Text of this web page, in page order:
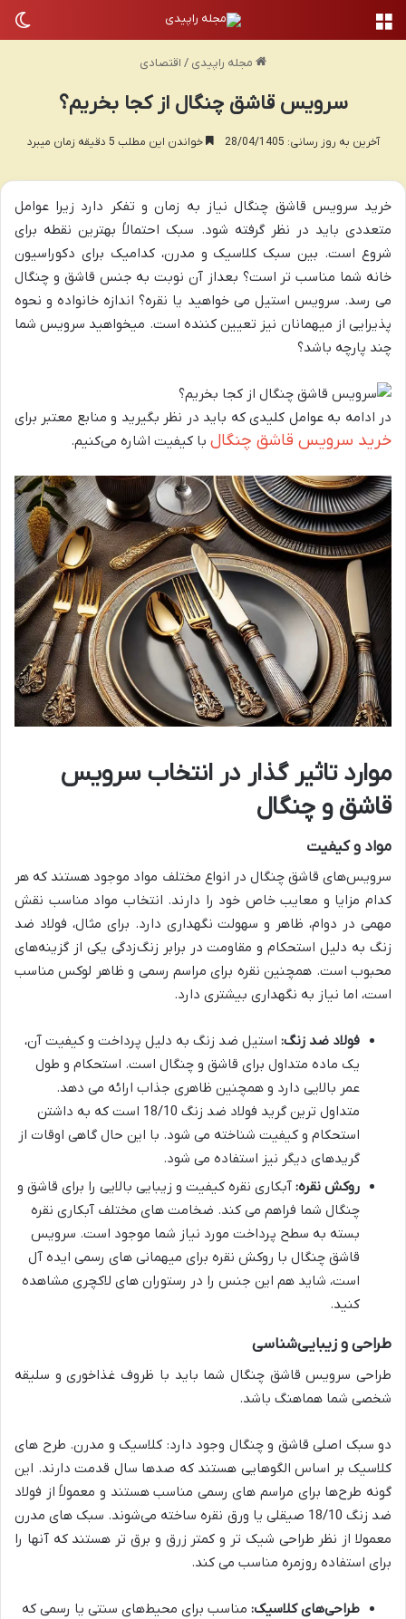
مجله راپیدی / اقتصادی
سرویس قاشق چنگال از کجا بخریم؟
آخرین به روز رسانی: 28/04/1405 خواندن این مطلب 5 دقیقه زمان میبرد
خرید سرویس قاشق چنگال نیاز به زمان و تفکر دارد زیرا عوامل
متعددی باید در نظر گرفته شود. سبک احتمالاً بهترین نقطه برای
شروع است. بین سبک کلاسیک و مدرن، کدامیک برای دکوراسیون
خانه شما مناسب تر است؟ بعداز آن نوبت به جنس قاشق و چنگال
می رسد. سرویس استیل می خواهید یا نقره؟ اندازه خانواده و نحوه
پذیرایی از میهمانان نیز تعیین کننده است. میخواهید سرویس شما
چند پارچه باشد؟
در ادامه به عوامل کلیدی که باید در نظر بگیرید و منابع معتبر برای
خرید سرویس قاشق چنگال با کیفیت اشاره می‌کنیم.
موارد تاثیر گذار در انتخاب سرویس
قاشق و چنگال
مواد و کیفیت
سرویس‌های قاشق چنگال در انواع مختلف مواد موجود هستند که هر
کدام مزایا و معایب خاص خود را دارند. انتخاب مواد مناسب نقش
مهمی در دوام، ظاهر و سهولت نگهداری دارد. برای مثال، فولاد ضد
زنگ به دلیل استحکام و مقاومت در برابر زنگ‌زدگی یکی از گزینه‌های
محبوب است. همچنین نقره برای مراسم رسمی و ظاهر لوکس مناسب
است، اما نیاز به نگهداری بیشتری دارد.
فولاد ضد زنگ: استیل ضد زنگ به دلیل پرداخت و کیفیت آن،
یک ماده متداول برای قاشق و چنگال است. استحکام و طول
عمر بالایی دارد و همچنین ظاهری جذاب ارائه می دهد.
متداول ترین گرید فولاد ضد زنگ 18/10 است که به داشتن
استحکام و کیفیت شناخته می شود. با این حال گاهی اوقات از
گریدهای دیگر نیز استفاده می شود.
روکش نقره: آبکاری نقره کیفیت و زیبایی بالایی را برای قاشق و
چنگال شما فراهم می کند. ضخامت های مختلف آبکاری نقره
بسته به سطح پرداخت مورد نیاز شما موجود است. سرویس
قاشق چنگال با روکش نقره برای میهمانی های رسمی ایده آل
است، شاید هم این جنس را در رستوران های لاکچری مشاهده
کنید.
طراحی و زیبایی‌شناسی
طراحی سرویس قاشق چنگال شما باید با ظروف غذاخوری و سلیقه
شخصی شما هماهنگ باشد.
دو سبک اصلی قاشق و چنگال وجود دارد: کلاسیک و مدرن. طرح های
کلاسیک بر اساس الگوهایی هستند که صدها سال قدمت دارند. این
گونه طرح‌ها برای مراسم های رسمی مناسب هستند و معمولاً از فولاد
ضد زنگ 18/10 صیقلی یا ورق نقره ساخته می‌شوند. سبک های مدرن
معمولا از نظر طراحی شیک تر و کمتر زرق و برق تر هستند که آنها را
برای استفاده روزمره مناسب می کند.
طراحی‌های کلاسیک: مناسب برای محیط‌های سنتی یا رسمی که